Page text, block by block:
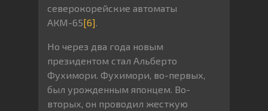
северокорейские автоматы
АКМ-65[6]
Но через два года новым
президентом стал Альберто
Фухимори. Фухимори, во-первых,
был урожденным японцем. Во-
вторых, он проводил жесткую